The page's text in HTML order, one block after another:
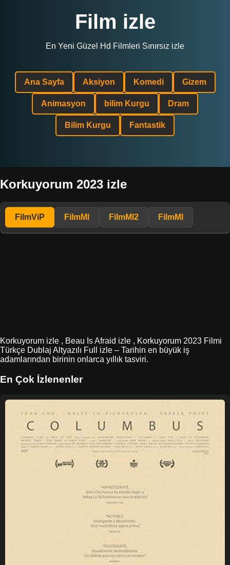
Film izle
En Yeni Güzel Hd Filmleri Sınırsız izle
Ana Sayfa Aksiyon Komedi Gizem
Animasyon bilim Kurgu Dram
Bilim Kurgu Fantastik
Korkuyorum 2023 izle
FilmViP FilmMl FilmMl2 FilmMl
Korkuyorum izle , Beau Is Afraid izle , Korkuyorum 2023 Filmi
Türkçe Dublaj Altyazılı Full izle – Tarihin en büyük iş
adamlarından birinin onlarca yıllık tasviri.
En Çok İzlenenler